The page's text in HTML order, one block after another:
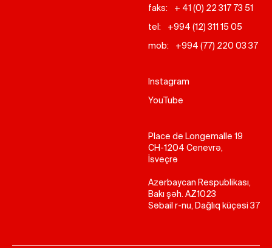
Place de Longemalle 19
CH-1204 Cenevrə,
İsveçrə
Azərbaycan Respublikası,
Bakı şəh. AZ1023
Səbail r-nu, Dağlıq küçəsi 37
faks:
+ 41 (0) 22 317 73 51
tel:
+994 (12) 311 15 05
mob:
+994 (77) 220 03 37
Instagram
YouTube